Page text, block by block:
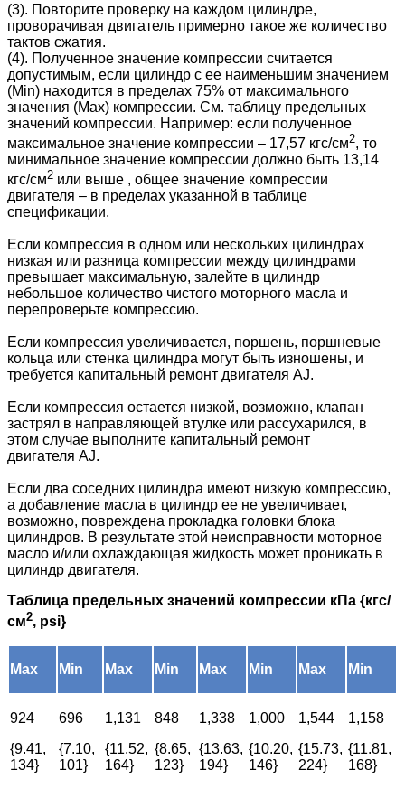
(3). Повторите проверку на каждом цилиндре,
проворачивая двигатель примерно такое же количество
тактов сжатия.
(4). Полученное значение компрессии считается
допустимым, если цилиндр с ее наименьшим значением
(Min) находится в пределах 75% от максимального
значения (Max) компрессии. См. таблицу предельных
значений компрессии. Например: если полученное
максимальное значение компрессии – 17,57 кгс/см2, то
минимальное значение компрессии должно быть 13,14
кгс/см2 или выше , общее значение компрессии
двигателя – в пределах указанной в таблице
спецификации.
Если компрессия в одном или нескольких цилиндрах
низкая или разница компрессии между цилиндрами
превышает максимальную, залейте в цилиндр
небольшое количество чистого моторного масла и
перепроверьте компрессию.
Если компрессия увеличивается, поршень, поршневые
кольца или стенка цилиндра могут быть изношены, и
требуется капитальный ремонт двигателя AJ.
Если компрессия остается низкой, возможно, клапан
застрял в направляющей втулке или рассухарился, в
этом случае выполните капитальный ремонт
двигателя AJ.
Если два соседних цилиндра имеют низкую компрессию,
а добавление масла в цилиндр ее не увеличивает,
возможно, повреждена прокладка головки блока
цилиндров. В результате этой неисправности моторное
масло и/или охлаждающая жидкость может проникать в
цилиндр двигателя.
Таблица предельных значений компрессии кПа {кгс/
см2, psi}
Max Min Max Min Max Min Max Min
924
{9.41,
134}
696
{7.10,
101}
1,131
{11.52,
164}
848
{8.65,
123}
1,338
{13.63,
194}
1,000
{10.20,
146}
1,544
{15.73,
224}
1,158
{11.81,
168}